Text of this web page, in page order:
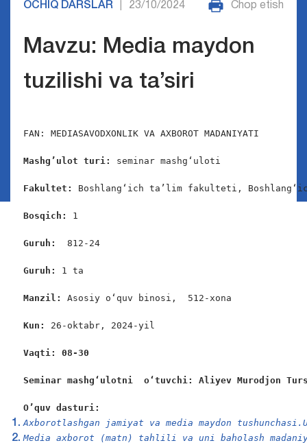
OCHIQ DARSLAR 23/10/2024 Chop etish
Mavzu: Media maydon
tuzilishi va ta’siri
FAN: MEDIASAVODXONLIK VA AXBOROT MADANIYATI
Mashg’ulot turi: seminar mashg‘uloti
Fakultet: Boshlang‘ich ta’lim fakulteti,
Bosqich: 1
Guruh: 812-24
Guruh: 1 ta
Manzil: Asosiy o‘quv binosi,  512-xona
Kun: 26-oktabr, 2024-yil
Vaqti: 08-30
Seminar mashgʻulotni  oʻtuvchi: Aliyev Murodjon
O’quv dasturi:
Axborotlashgan jamiyat va media maydon
Media axborot (matn) tahlili va uni baholash